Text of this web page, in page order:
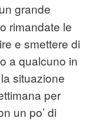
grande
rimandate le
e smettere di
a qualcuno in
situazione
per
un po’ di